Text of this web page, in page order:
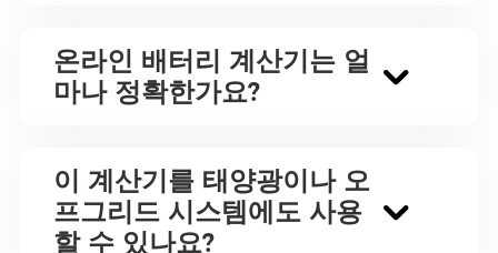
온라인 배터리 계산기는 얼
마나 정확한가요?
이 계산기를 태양광이나 오
프그리드 시스템에도 사용
할 수 있나요?